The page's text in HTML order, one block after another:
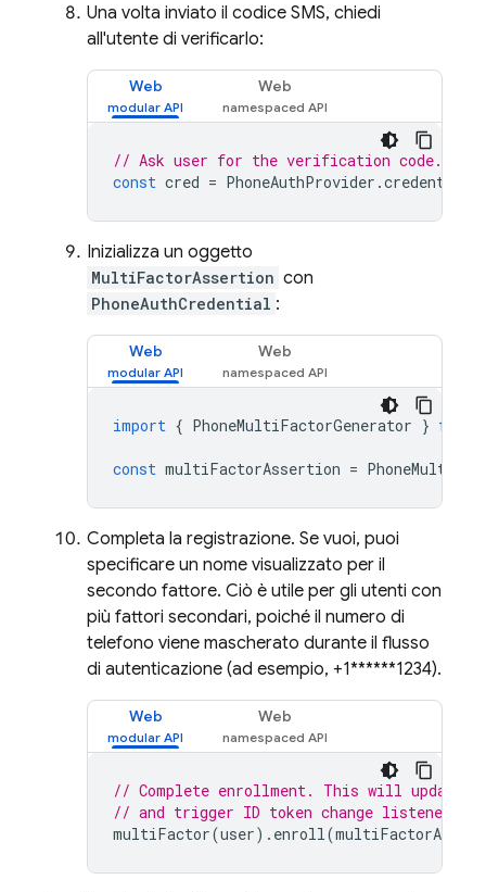
Una volta inviato il codice SMS, chiedi
all'utente di verificarlo:
Web Web
// Ask user for the verification code.
const cred = PhoneAuthProvider .credential
Inizializza un oggetto
MultiFactorAssertion con
PhoneAuthCredential :
Web Web
import { PhoneMultiFactorGenerator } from
const multiFactorAssertion =
Completa la registrazione. Se vuoi, puoi
specificare un nome visualizzato per il
secondo fattore. Ciò è utile per gli utenti con
più fattori secondari, poiché il numero di
telefono viene mascherato durante il flusso
di autenticazione (ad esempio, +1******1234).
Web Web
// Complete enrollment. This will update
// and trigger ID token change listener.
multiFactor(user). enroll(